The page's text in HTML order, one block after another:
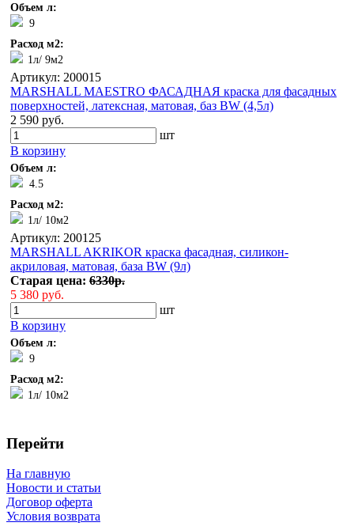
Объем л:
9
Расход м2:
1л/ 9м2
Артикул: 200015
MARSHALL MAESTRO ФАСАДНАЯ краска для фасадных
поверхностей, латексная, матовая, баз BW (4,5л)
2 590 руб.
шт
В корзину
Объем л:
4.5
Расход м2:
1л/ 10м2
Артикул: 200125
MARSHALL AKRIKOR краска фасадная, силикон-
акриловая, матовая, база BW (9л)
Старая цена: 6330р.
5 380 руб.
шт
В корзину
Объем л:
9
Расход м2:
1л/ 10м2
Перейти
На главную
Новости и статьи
Договор оферта
Условия возврата